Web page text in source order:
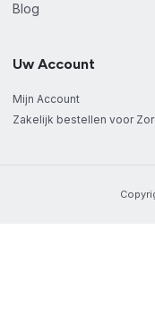
Blog
Uw Account
Mijn Account
Zakelijk bestellen voor